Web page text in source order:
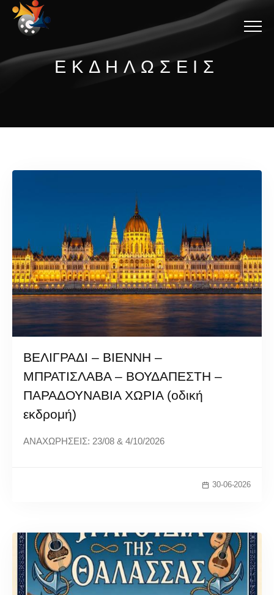
ΕΚΔΗΛΩΣΕΙΣ
ΒΕΛΙΓΡΑΔΙ – ΒΙΕΝΝΗ –
ΜΠΡΑΤΙΣΛΑΒΑ – ΒΟΥΔΑΠΕΣΤΗ –
ΠΑΡΑΔΟΥΝΑΒΙΑ ΧΩΡΙΑ (οδική
εκδρομή)
ΑΝΑΧΩΡΗΣΕΙΣ: 23/08 & 4/10/2026
30-06-2026